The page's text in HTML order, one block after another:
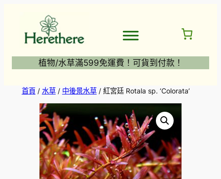
植物/水草滿599免運費！可貨到付款！
首頁/ 水草/ 中後景水草/ 紅宮廷 Rotala sp. ‘Colorata’